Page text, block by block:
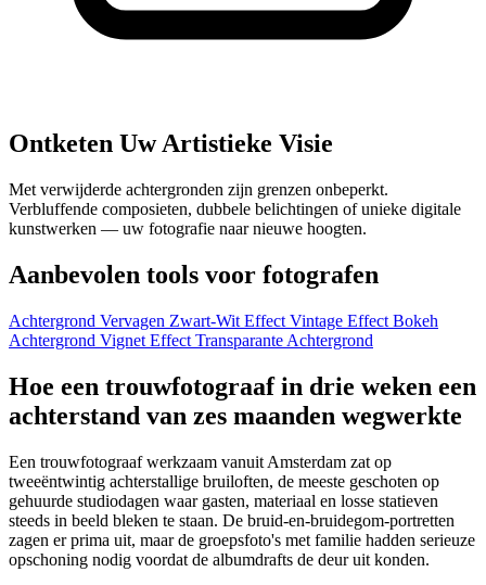
Ontketen Uw Artistieke Visie
Met verwijderde achtergronden zijn grenzen onbeperkt.
Verbluffende composieten, dubbele belichtingen of unieke digitale
kunstwerken — uw fotografie naar nieuwe hoogten.
Aanbevolen tools voor fotografen
Achtergrond Vervagen Zwart-Wit Effect Vintage Effect Bokeh
Achtergrond Vignet Effect Transparante Achtergrond
Hoe een trouwfotograaf in drie weken een
achterstand van zes maanden wegwerkte
Een trouwfotograaf werkzaam vanuit Amsterdam zat op
tweeëntwintig achterstallige bruiloften, de meeste geschoten op
gehuurde studiodagen waar gasten, materiaal en losse statieven
steeds in beeld bleken te staan. De bruid-en-bruidegom-portretten
zagen er prima uit, maar de groepsfoto's met familie hadden serieuze
opschoning nodig voordat de albumdrafts de deur uit konden.